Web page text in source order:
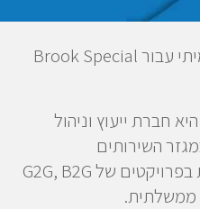
בניית אתר One Pager תדמיתי עבור Brook Special
Brook Special Solutions היא חברת ייעוץ וניהול
השירותים
הממשלתיים. החברה תומכת בפרויקטים של G2G, B2G